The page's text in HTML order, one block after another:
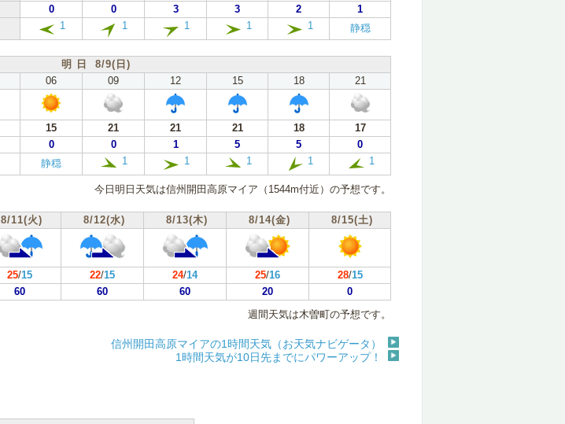
0 0 3 3 2
1
1 1 1 1 1 静穏
明 日 8/9(日)
06 09 12 15 18
21
15 21 21 21 18
17
0 0 1 5 5
0
静穏 1 1 1 1 1
今日明日天気は信州開田高原マイア（1544m付近）の予想です。
8/11(火) 8/12(水) 8/13(木) 8/14(金) 8/15(土)
25/15 22/15 24/14 25/16 28/15
60 60 60 20
0
週間天気は木曽町の予想です。
信州開田高原マイアの1時間天気（お天気ナビゲータ）
1時間天気が10日先までにパワーアップ！